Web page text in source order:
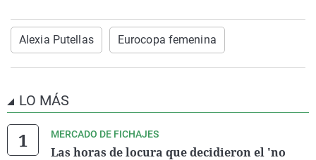
Alexia Putellas Eurocopa femenina
LO MÁS
MERCADO DE FICHAJES
Las horas de locura que decidieron el 'no